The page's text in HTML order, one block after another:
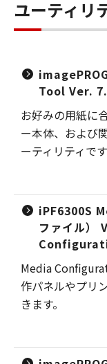
ユーティリ
Tool Ver.
お好みの用紙に
ー本体、および
ーティリティです
iPF6300S
ファイル）
Media
作パネルやプリ
きます。